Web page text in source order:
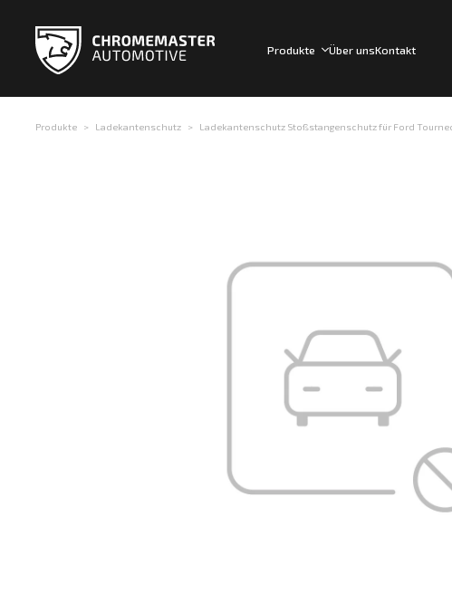
Produkte Über unsKontakt
Produkte Ladekantenschutz Ladekantenschutz Stoßstangenschutz für Ford